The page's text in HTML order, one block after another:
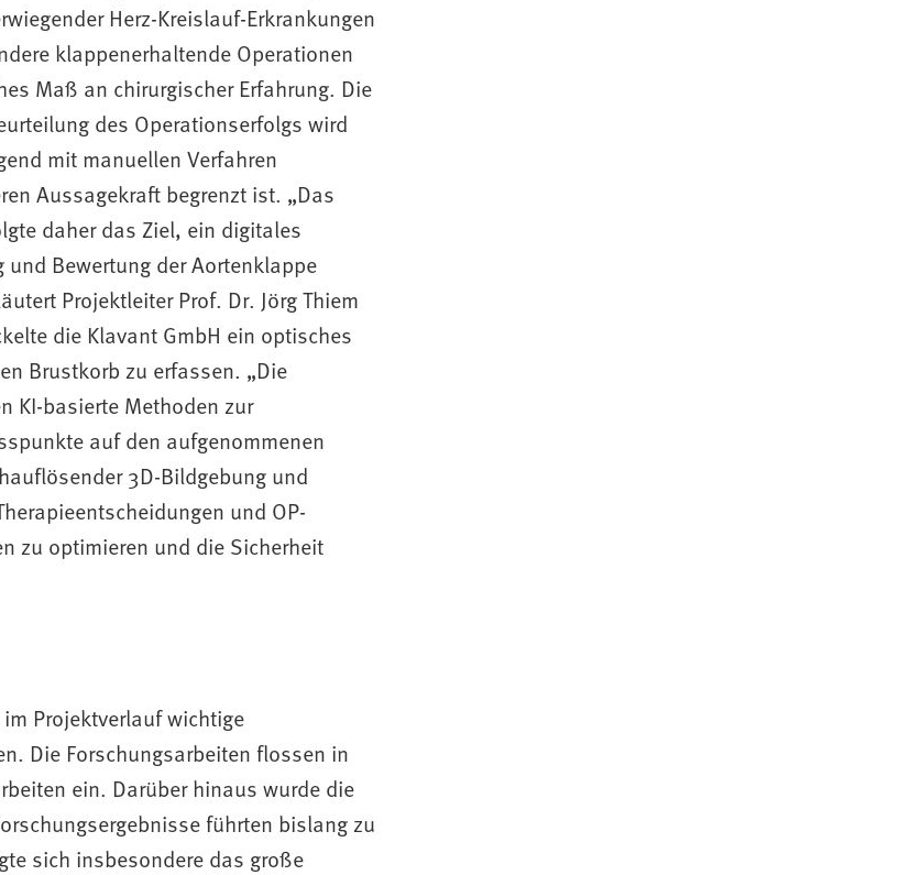
Herz-Kreislauf-Erkrankungen
klappenerhaltende Operationen
Maß an chirurgischer Erfahrung. Die
des Operationserfolgs wird
mit manuellen Verfahren
Aussagekraft begrenzt ist. „Das
daher das Ziel, ein digitales
Bewertung der Aortenklappe
Projektleiter Prof. Dr. Jörg Thiem
die Klavant GmbH ein optisches
Brustkorb zu erfassen. „Die
KI-basierte Methoden zur
auf den aufgenommenen
3D-Bildgebung und
und OP-
zu optimieren und die Sicherheit
Projektverlauf wichtige
Die Forschungsarbeiten flossen in
ein. Darüber hinaus wurde die
führten bislang zu
sich insbesondere das große